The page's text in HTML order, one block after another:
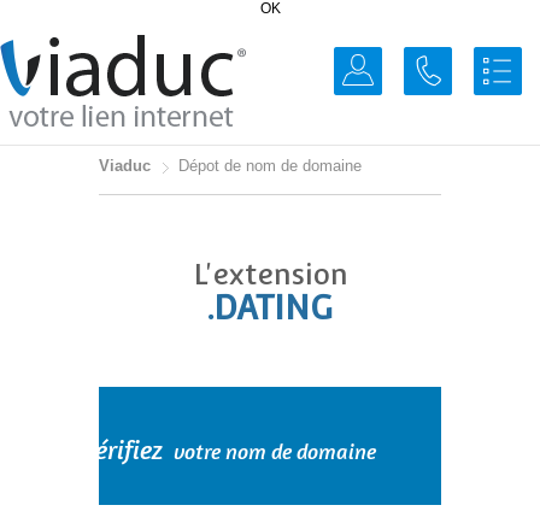
OK
Viaduc Dépot de nom de domaine
L'extension
.DATING
Vérifiez votre nom de domaine